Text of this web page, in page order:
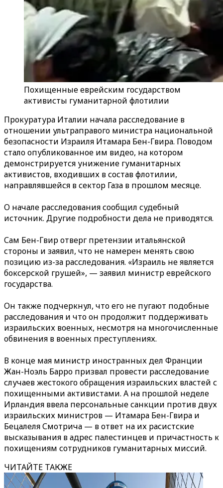
Похищенные еврейским государством
активисты гуманитарной флотилии
Прокуратура Италии начала расследование в
отношении ультраправого министра национальной
безопасности Израиля Итамара Бен-Гвира. Поводом
стало опубликованное им видео, на котором
демонстрируется унижение гуманитарных
активистов, входивших в состав флотилии,
направлявшейся в сектор Газа в прошлом месяце.
О начале расследования сообщил судебный
источник. Другие подробности дела не приводятся.
Сам Бен-Гвир отверг претензии итальянской
стороны и заявил, что не намерен менять свою
позицию из-за расследования. «Израиль не является
боксерской грушей», — заявил министр еврейского
государства.
Он также подчеркнул, что его не пугают подобные
расследования и что он продолжит поддерживать
израильских военных, несмотря на многочисленные
обвинения в военных преступлениях.
В конце мая министр иностранных дел Франции
Жан-Ноэль Барро призвал провести расследование
случаев жестокого обращения израильских властей с
похищенными активистами. А на прошлой неделе
Ирландия ввела персональные санкции против двух
израильских министров — Итамара Бен-Гвира и
Бецалеля Смотрича — в ответ на их расистские
высказывания в адрес палестинцев и причастность к
похищениям сотрудников гуманитарных миссий.
ЧИТАЙТЕ ТАКЖЕ